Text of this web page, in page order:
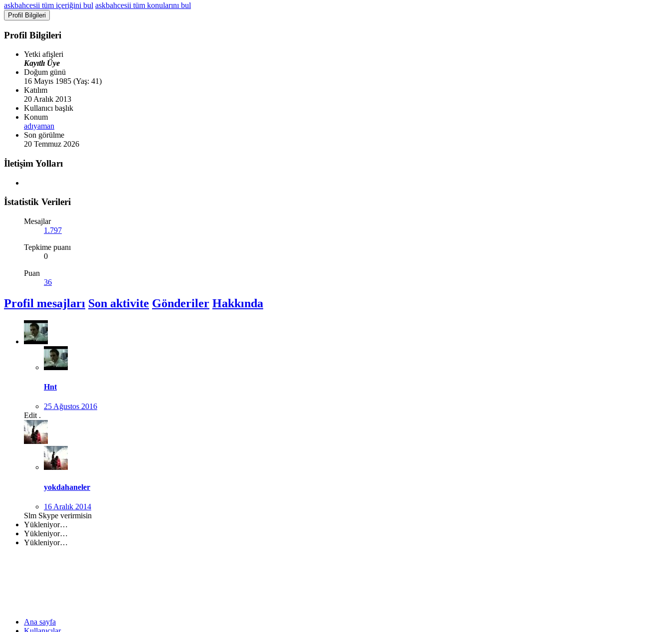
askbahcesii tüm içeriğini bul askbahcesii tüm konularını bul
Profil Bilgileri
Profil Bilgileri
Yetki afişleri
Kayıtlı Üye
Doğum günü
16 Mayıs 1985 (Yaş: 41)
Katılım
20 Aralık 2013
Kullanıcı başlık
Konum
adıyaman
Son görülme
20 Temmuz 2026
İletişim Yolları
İstatistik Verileri
Mesajlar
1.797
Tepkime puanı
0
Puan
36
Profil mesajları Son aktivite Gönderiler Hakkında
Hnt
25 Ağustos 2016
Edit .
yokdahaneler
16 Aralık 2014
Slm Skype verirmisin
Yükleniyor…
Yükleniyor…
Yükleniyor…
Ana sayfa